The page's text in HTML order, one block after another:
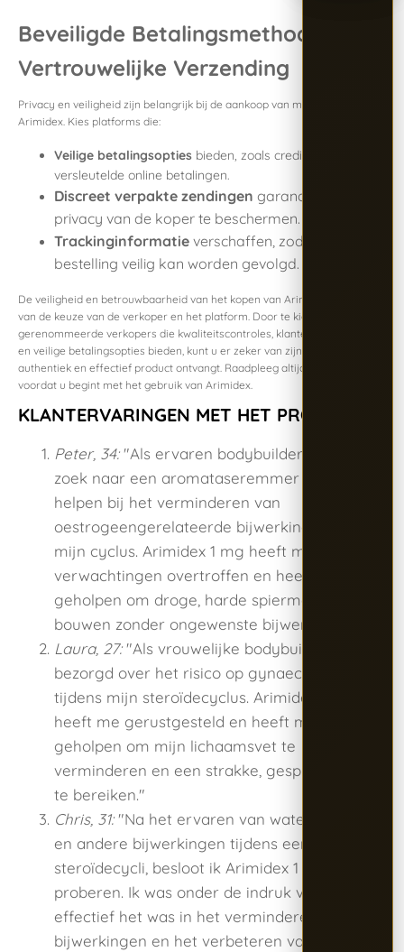
Beveiligde Betalingsmethoden en
Vertrouwelijke Verzending
Privacy en veiligheid zijn belangrijk bij de aankoop van medicatie zoals
Arimidex. Kies platforms die:
Veilige betalingsopties bieden, zoals creditcards of
versleutelde online betalingen.
Discreet verpakte zendingen garanderen om de
privacy van de koper te beschermen.
Trackinginformatie verschaffen, zodat de
bestelling veilig kan worden gevolgd.
De veiligheid en betrouwbaarheid van het kopen van Arimidex hangen af
van de keuze van de verkoper en het platform. Door te kiezen voor
gerenommeerde verkopers die kwaliteitscontroles, klantenondersteuning
en veilige betalingsopties bieden, kunt u er zeker van zijn dat u een
authentiek en effectief product ontvangt. Raadpleeg altijd een arts
voordat u begint met het gebruik van Arimidex.
KLANTERVARINGEN MET HET PRODUCT
Peter, 34:"Als ervaren bodybuilder was ik op
zoek naar een aromataseremmer die me kon
helpen bij het verminderen van
oestrogeengerelateerde bijwerkingen tijdens
mijn cyclus. Arimidex 1 mg heeft mijn
verwachtingen overtroffen en heeft me
geholpen om droge, harde spiermassa op te
bouwen zonder ongewenste bijwerkingen."
Laura, 27:"Als vrouwelijke bodybuilder was ik
bezorgd over het risico op gynaecomastie
tijdens mijn steroïdecyclus. Arimidex 1 mg
heeft me gerustgesteld en heeft me
geholpen om mijn lichaamsvet te
verminderen en een strakke, gespierde look
te bereiken."
Chris, 31:"Na het ervaren van waterretentie
en andere bijwerkingen tijdens eerdere
steroïdecycli, besloot ik Arimidex 1 mg te
proberen. Ik was onder de indruk van hoe
effectief het was in het verminderen van
bijwerkingen en het verbeteren van mijn